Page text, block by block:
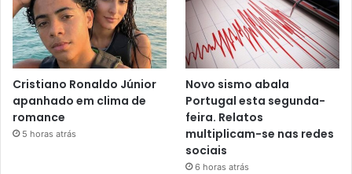
Cristiano Ronaldo Júnior
apanhado em clima de
romance
5 horas atrás
Novo sismo abala
Portugal esta segunda-
feira. Relatos
multiplicam-se nas redes
sociais
6 horas atrás